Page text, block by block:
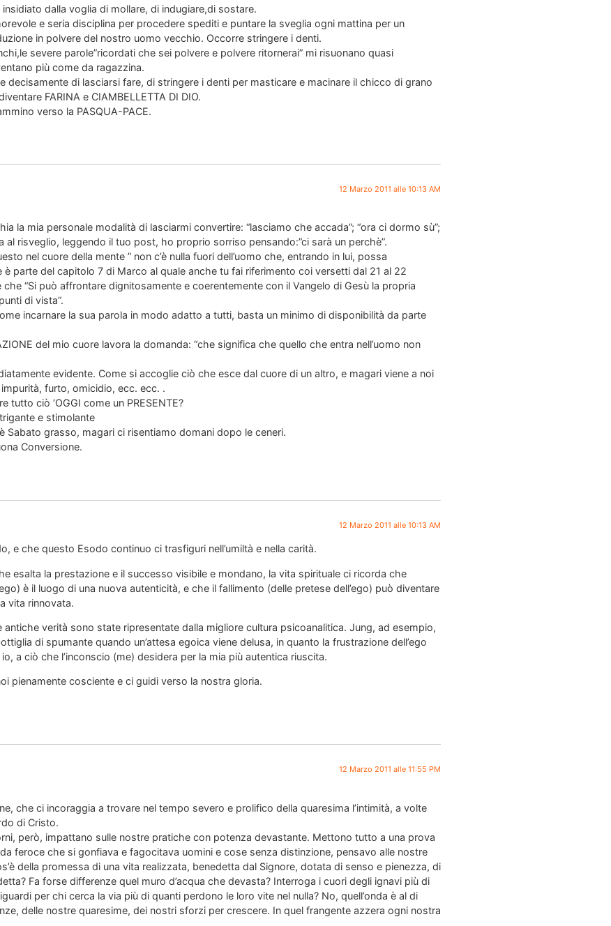
dalla voglia di mollare, di indugiare,di sostare.
e seria disciplina per procedere spediti e puntare la sveglia ogni mattina per un
in polvere del nostro uomo vecchio. Occorre stringere i denti.
severe parole”ricordati che sei polvere e polvere ritornerai” mi risuonano quasi
più come da ragazzina.
decisamente di lasciarsi fare, di stringere i denti per masticare e macinare il chicco di grano
FARINA e CIAMBELLETTA DI DIO.
verso la PASQUA-PACE.
12 Marzo 2011 alle 10:13 AM
la mia personale modalità di lasciarmi convertire: “lasciamo che accada”; “ora ci dormo sù”;
al risveglio, leggendo il tuo post, ho proprio sorriso pensando:”ci sarà un perchè”.
nel cuore della mente ” non c’è nulla fuori dell’uomo che, entrando in lui, possa
è parte del capitolo 7 di Marco al quale anche tu fai riferimento coi versetti dal 21 al 22
“Si può affrontare dignitosamente e coerentemente con il Vangelo di Gesù la propria
di vista”.
incarnare la sua parola in modo adatto a tutti, basta un minimo di disponibilità da parte
del mio cuore lavora la domanda: “che significa che quello che entra nell’uomo non
evidente. Come si accoglie ciò che esce dal cuore di un altro, e magari viene a noi
furto, omicidio, ecc. ecc. .
tutto ciò ‘OGGI come un PRESENTE?
e stimolante
Sabato grasso, magari ci risentiamo domani dopo le ceneri.
Conversione.
12 Marzo 2011 alle 10:13 AM
e che questo Esodo continuo ci trasfiguri nell’umiltà e nella carità.
esalta la prestazione e il successo visibile e mondano, la vita spirituale ci ricorda che
è il luogo di una nuova autenticità, e che il fallimento (delle pretese dell’ego) può diventare
vita rinnovata.
antiche verità sono state ripresentate dalla migliore cultura psicoanalitica. Jung, ad esempio,
di spumante quando un’attesa egoica viene delusa, in quanto la frustrazione dell’ego
a ciò che l’inconscio (me) desidera per la mia più autentica riuscita.
pienamente cosciente e ci guidi verso la nostra gloria.
12 Marzo 2011 alle 11:55 PM
che ci incoraggia a trovare nel tempo severo e prolifico della quaresima l’intimità, a volte
di Cristo.
però, impattano sulle nostre pratiche con potenza devastante. Mettono tutto a una prova
feroce che si gonfiava e fagocitava uomini e cose senza distinzione, pensavo alle nostre
della promessa di una vita realizzata, benedetta dal Signore, dotata di senso e pienezza, di
Fa forse differenze quel muro d’acqua che devasta? Interroga i cuori degli ignavi più di
per chi cerca la via più di quanti perdono le loro vite nel nulla? No, quell’onda è al di
delle nostre quaresime, dei nostri sforzi per crescere. In quel frangente azzera ogni nostra